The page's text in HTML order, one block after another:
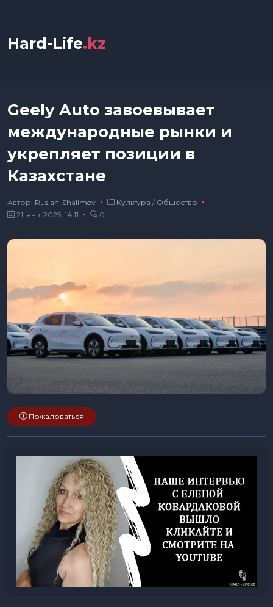
Hard-Life.kz
Geely Auto завоевывает
международные рынки и
укрепляет позиции в
Казахстане
Автор: Ruslan-Shalimov Культура / Общество
21-янв-2025, 14:11
0
Пожаловаться